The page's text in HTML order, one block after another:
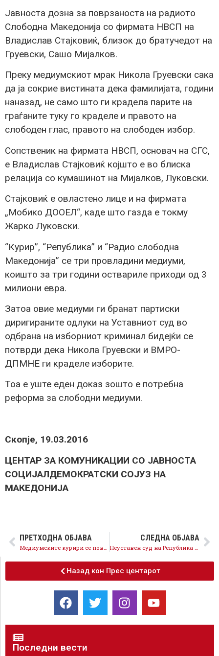
Јавноста дозна за поврзаноста на радиото
Слободна Македонија со фирмата НВСП на
Владислав Стајковиќ, близок до братучедот на
Груевски, Сашо Мијалков.
Преку медиумскиот мрак Никола Груевски сака
да ја сокрие вистината дека фамилијата, години
наназад, не само што ги крадела парите на
граѓаните туку го краделе и правото на
слободен глас, правото на слободен избор.
Сопственик на фирмата НВСП, основач на СГС,
е Владислав Стајковиќ којшто е во блиска
релација со кумашинот на Мијалков, Луковски.
Стајковиќ е овластено лице и на фирмата
„Мобико ДООЕЛ“, каде што газда е токму
Жарко Луковски.
“Курир”, “Република” и “Радио слободна
Македонија” се три провладини медиуми,
коишто за три години оствариле приходи од 3
милиони евра.
Затоа овие медиуми ги бранат партиски
диригираните одлуки на Уставниот суд во
одбрана на изборниот криминал бидејќи се
потврди дека Никола Груевски и ВМРО-
ДПМНЕ ги краделе изборите.
Тоа е уште еден доказ зошто е потребна
реформа за слободни медиуми.
Скопје, 19.03.2016
ЦЕНТАР ЗА КОМУНИКАЦИИ СО ЈАВНОСТА
СОЦИЈАЛДЕМОКРАТСКИ СОЈУЗ НА
МАКЕДОНИЈА
ПРЕТХОДНА ОБЈАВА
Медиумските курири се поврзани со партиските инсталации во Уставниот суд
СЛЕДНА ОБЈАВА
Неуставен суд на Република Апсурдистан
Назад кон Прес центарот
Последни вести